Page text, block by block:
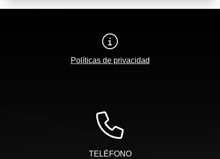
Políticas de privacidad
TELÉFONO